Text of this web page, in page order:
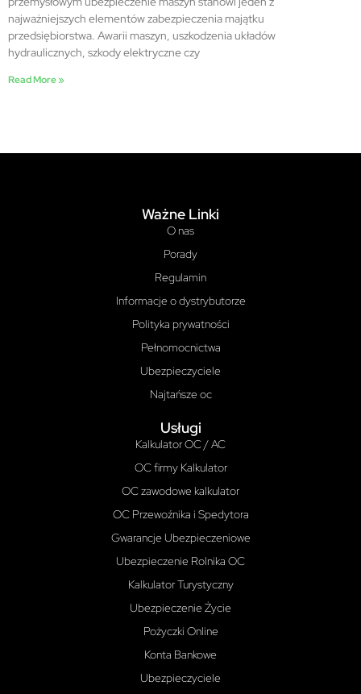
najważniejszych elementów zabezpieczenia majątku
przedsiębiorstwa. Awarii maszyn, uszkodzenia układów
hydraulicznych, szkody elektryczne czy
Read More »
Ważne Linki
O nas
Porady
Regulamin
Informacje o dystrybutorze
Polityka prywatności
Pełnomocnictwa
Ubezpieczyciele
Najtańsze oc
Usługi
Kalkulator OC / AC
OC firmy Kalkulator
OC zawodowe kalkulator
OC Przewoźnika i Spedytora
Gwarancje Ubezpieczeniowe
Ubezpieczenie Rolnika OC
Kalkulator Turystyczny
Ubezpieczenie Życie
Pożyczki Online
Konta Bankowe
Ubezpieczyciele